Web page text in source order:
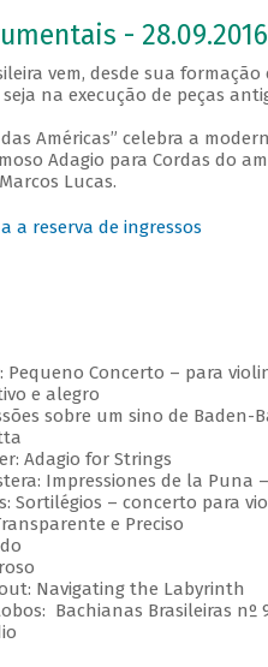
-
vem, desde sua
na execução de peças
Américas” celebra a
Adagio para Cordas do
Lucas.
a reserva de ingressos
Concerto – para
alegro
um sino de Baden-
Adagio for Strings
Impressiones de la Puna
– concerto para
e Preciso
Navigating the Labyrinth
Bachianas Brasileiras nº